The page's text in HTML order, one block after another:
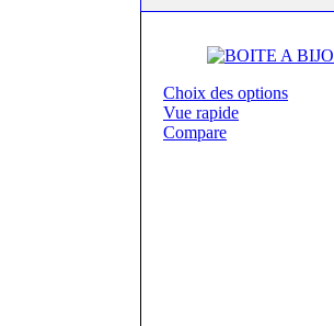
Choix des options
Vue rapide
Compare